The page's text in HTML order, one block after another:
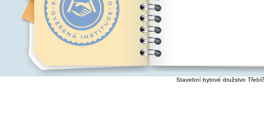
Stavební bytové družstvo